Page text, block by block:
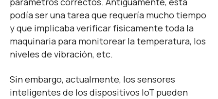
podía ser una tarea que requería mucho tiempo
y que implicaba verificar físicamente toda la
maquinaria para monitorear la temperatura, los
niveles de vibración, etc.
Sin embargo, actualmente, los sensores
inteligentes de los dispositivos IoT pueden